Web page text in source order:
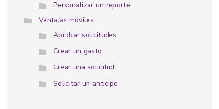
Personalizar un reporte
Ventajas móviles
Aprobar solicitudes
Crear un gasto
Crear una solicitud
Solicitar un anticipo